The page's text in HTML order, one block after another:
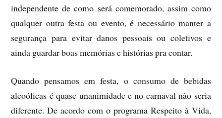
independente de como será comemorado, assim como
qualquer outra festa ou evento, é necessário manter a
segurança para evitar danos pessoais ou coletivos e
ainda guardar boas memórias e histórias pra contar.
Quando pensamos em festa, o consumo de bebidas
alcoólicas é quase unanimidade e no carnaval não seria
diferente. De acordo com o programa Respeito à Vida,